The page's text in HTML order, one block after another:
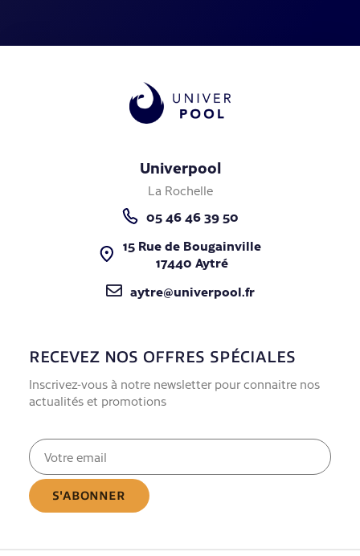
Univerpool
La Rochelle
05 46 46 39 50
15 Rue de Bougainville
17440 Aytré
aytre@univerpool.fr
RECEVEZ NOS OFFRES SPÉCIALES
Inscrivez-vous à notre newsletter pour connaitre nos
actualités et promotions
E-
mail
(Nécessaire)